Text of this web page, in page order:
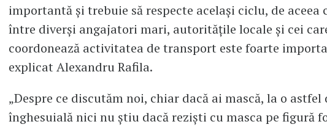
importantă și trebuie să respecte același ciclu, de aceea
între diverși angajatori mari, autoritățile locale și cei
coordonează activitatea de transport este foarte
explicat Alexandru Rafila.
„Despre ce discutăm noi, chiar dacă ai mască, la o astfel
înghesuială nici nu știu dacă reziști cu masca pe figură